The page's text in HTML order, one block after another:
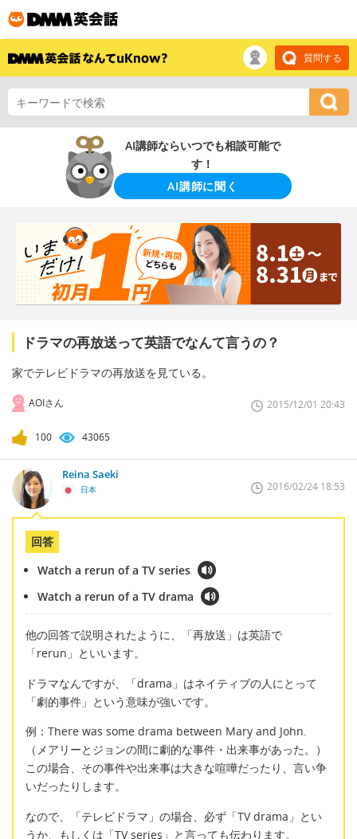
質問する
AI講師ならいつでも相談可能で
す！
AI講師に聞く
ドラマの再放送って英語でなんて言うの？
家でテレビドラマの再放送を見ている。
AOIさん 2015/12/01 20:43
100 43065
Reina Saeki
日本 2016/02/24 18:53
回答
Watch a rerun of a TV series
Watch a rerun of a TV drama
他の回答で説明されたように、「再放送」は英語で
「rerun」といいます。
ドラマなんですが、「drama」はネイティブの人にとって
「劇的事件」という意味が強いです。
例：There was some drama between Mary and John.
（メアリーとジョンの間に劇的な事件・出来事があった。）
この場合、その事件や出来事は大きな喧嘩だったり、言い争
いだったりします。
なので、「テレビドラマ」の場合、必ず「TV drama」とい
うか、もしくは「TV series」と言っても伝わります。